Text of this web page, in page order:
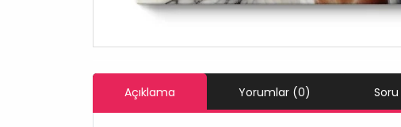
Açıklama Yorumlar (0)